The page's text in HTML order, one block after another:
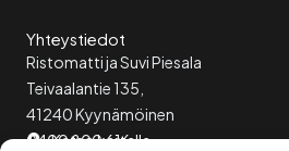
b
o
o
k
a
g
r
a
m
Yhteystiedot
Ristomatti ja Suvi Piesala
Teivaalantie 135,
41240 Kyynämöinen
0400 800 616
Katso kartalla